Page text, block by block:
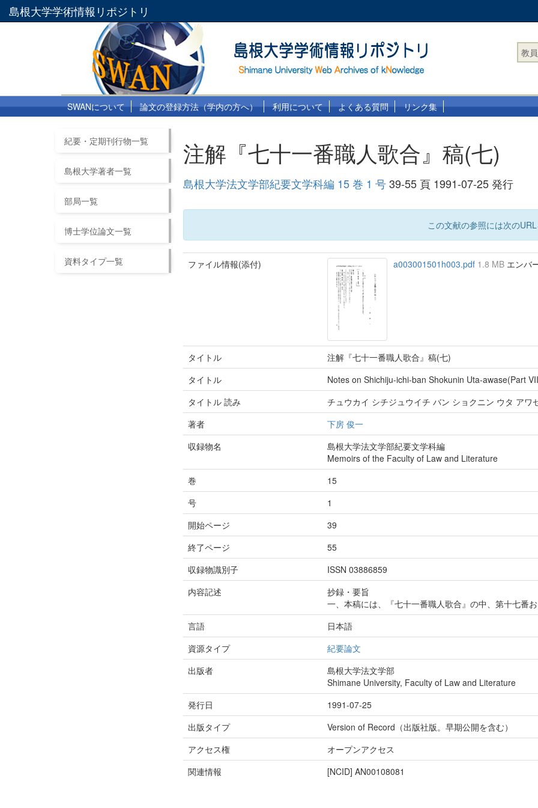
島根大学学術情報リポジトリ
教
SWANについて 論文の登録方法（学内の方へ） 利用について よくある質問 リンク集
紀要・定期刊行物一覧
島根大学著者一覧
部局一覧
博士学位論文一覧
資料タイプ一覧
注解『七十一番職人歌合』稿(七)
島根大学法文学部紀要文学科編 15 巻 1 号39-55 頁 1991-07-25 発行
この文献の参照には次の
ファイル情報(添付) a003001501h003.pdf 1.8 MB エンバ
タイトル
注解『七十一番職人歌合』稿(七)
タイトル
Notes on Shichiju-ichi-ban Shokunin Uta-awase(Part
タイトル 読み
チュウカイ シチジュウイチ バン ショクニン ウタ アワ
著者
下房 俊一
収録物名
島根大学法文学部紀要文学科編
Memoirs of the Faculty of Law and Literature
巻
15
号
1
開始ページ
39
終了ページ
55
収録物識別子
ISSN 03886859
内容記述
抄録・要旨
一、本稿には、『七十一番職人歌合』の中、第十七番
言語
日本語
資源タイプ
紀要論文
出版者
島根大学法文学部
Shimane University, Faculty of Law and Literature
発行日
1991-07-25
出版タイプ
Version of Record（出版社版。早期公開を含む）
アクセス権
オープンアクセス
関連情報
[NCID] AN00108081